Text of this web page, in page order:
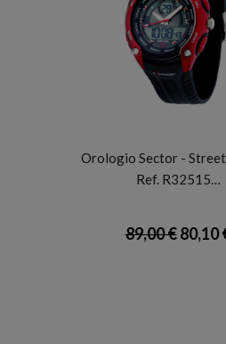
Orologio Sector -
Ref. R32515…
89,00 €80,10